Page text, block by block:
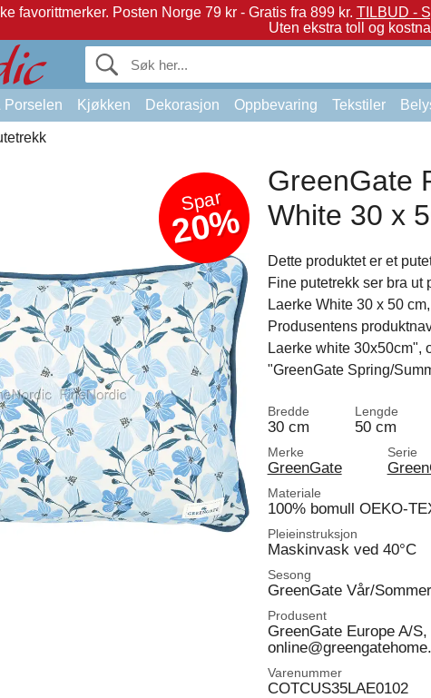
favorittmerker. Posten Norge 79 kr - Gratis fra 899 kr. TILBUD -
Uten ekstra toll og
Porselen Kjøkken Dekorasjon Oppbevaring Tekstiler
Spar
20%
GreenGate
White 30 x
Dette produktet er et
Fine putetrekk ser bra ut
Laerke White 30 x 50
Produsentens
Laerke white 30x50cm",
"GreenGate Spring/
Bredde
30 cm
Lengde
50 cm
Merke
GreenGate
Serie
Materiale
100% bomull OEKO-
Pleieinstruksjon
Maskinvask ved 40°C
Sesong
GreenGate Vår/
Produsent
GreenGate Europe A/
Varenummer
COTCUS35LAE0102